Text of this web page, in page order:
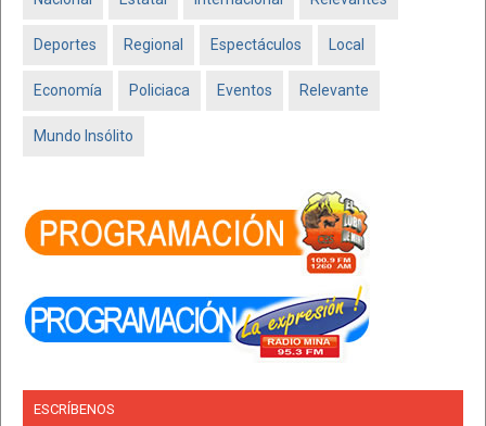
Deportes Regional Espectáculos Local
Economía Policiaca Eventos Relevante
Mundo Insólito
ESCRÍBENOS